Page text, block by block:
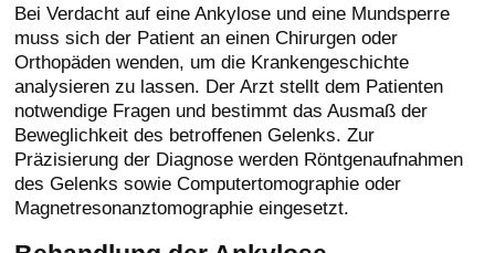
Bei Verdacht auf eine Ankylose und eine Mundsperre
muss sich der Patient an einen Chirurgen oder
Orthopäden wenden, um die Krankengeschichte
analysieren zu lassen. Der Arzt stellt dem Patienten
notwendige Fragen und bestimmt das Ausmaß der
Beweglichkeit des betroffenen Gelenks. Zur
Präzisierung der Diagnose werden Röntgenaufnahmen
des Gelenks sowie Computertomographie oder
Magnetresonanztomographie eingesetzt.